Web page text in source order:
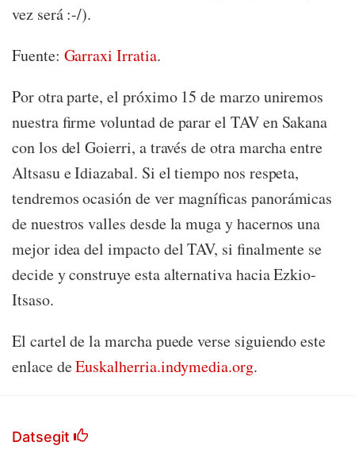
vez será :-/).
Fuente: Garraxi Irratia.
Por otra parte, el próximo 15 de marzo uniremos
nuestra firme voluntad de parar el TAV en Sakana
con los del Goierri, a través de otra marcha entre
Altsasu e Idiazabal. Si el tiempo nos respeta,
tendremos ocasión de ver magníficas panorámicas
de nuestros valles desde la muga y hacernos una
mejor idea del impacto del TAV, si finalmente se
decide y construye esta alternativa hacia Ezkio-
Itsaso.
El cartel de la marcha puede verse siguiendo este
enlace deEuskalherria.indymedia.org.
Datsegit